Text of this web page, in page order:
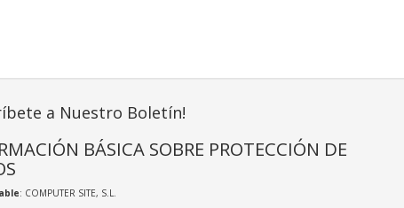
a Nuestro Boletín!
BÁSICA SOBRE PROTECCIÓN DE
: COMPUTER SITE, S.L.